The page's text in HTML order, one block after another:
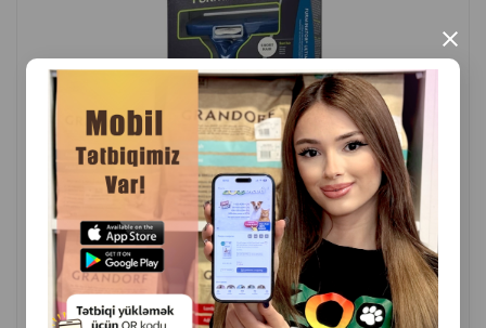
×
( Rəylər)
Çəki Qiymət
Almaq
1 ədəd
68.00